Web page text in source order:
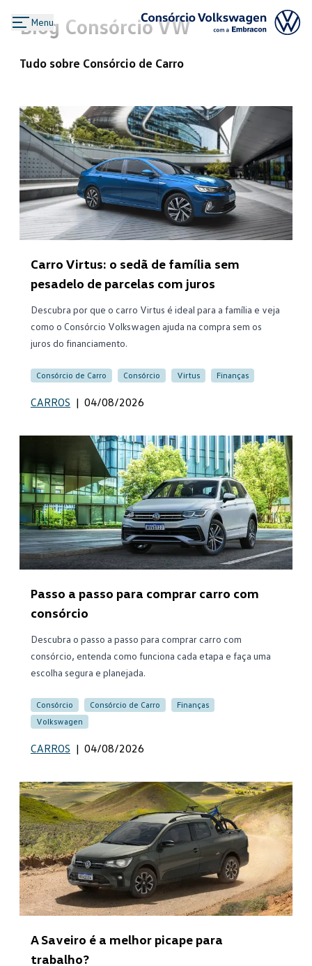
Menu
Logo Consórcio Volkswagen com
Blog Consórcio VW
Tudo sobre Consórcio de Carro
Carro Virtus: o sedã de família sem
pesadelo de parcelas com juros
Descubra por que o carro Virtus é ideal para a família e veja
como o Consórcio Volkswagen ajuda na compra sem os
juros do financiamento.
Consórcio de Carro Consórcio Virtus Finanças
CARROS | 04/08/2026
Passo a passo para comprar carro com
consórcio
Descubra o passo a passo para comprar carro com
consórcio, entenda como funciona cada etapa e faça uma
escolha segura e planejada.
Consórcio Consórcio de Carro
Finanças
Volkswagen
CARROS | 04/08/2026
A Saveiro é a melhor picape para
trabalho?